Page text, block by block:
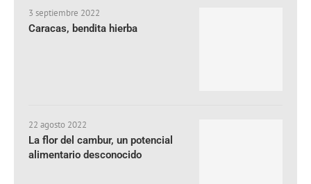
3 septiembre 2022
Caracas, bendita hierba
22 agosto 2022
La flor del cambur, un potencial
alimentario desconocido